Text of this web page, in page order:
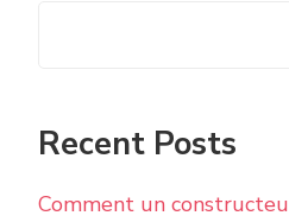
Recent Posts
Comment un